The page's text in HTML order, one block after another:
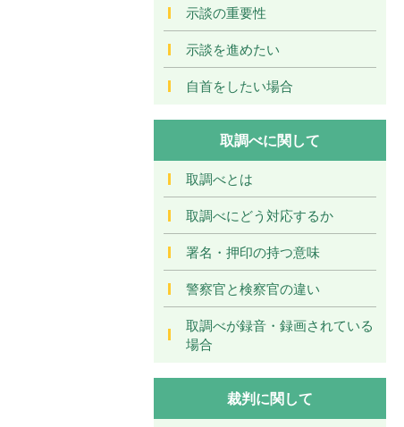
示談の重要性
示談を進めたい
自首をしたい場合
取調べに関して
取調べとは
取調べにどう対応するか
署名・押印の持つ意味
警察官と検察官の違い
取調べが録音・録画されている
場合
裁判に関して